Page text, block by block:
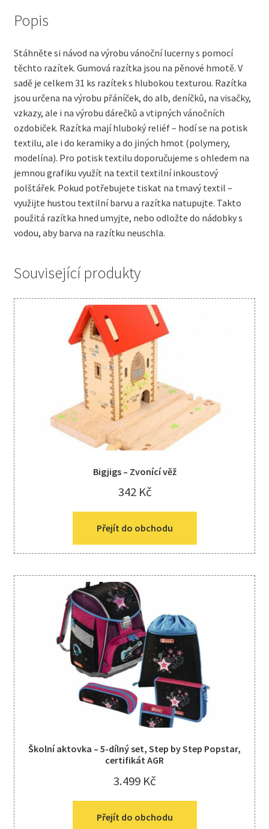
Popis
Stáhněte si návod na výrobu vánoční lucerny s pomocí
těchto razítek. Gumová razítka jsou na pěnové hmotě. V
sadě je celkem 31 ks razítek s hlubokou texturou. Razítka
jsou určena na výrobu přáníček, do alb, deníčků, na visačky,
vzkazy, ale i na výrobu dárečků a vtipných vánočních
ozdobiček. Razítka mají hluboký reliéf – hodí se na potisk
textilu, ale i do keramiky a do jiných hmot (polymery,
modelína). Pro potisk textilu doporučujeme s ohledem na
jemnou grafiku využít na textil textilní inkoustový
polštářek. Pokud potřebujete tiskat na tmavý textil –
využijte hustou textilní barvu a razítka natupujte. Takto
použitá razítka hned umyjte, nebo odložte do nádobky s
vodou, aby barva na razítku neuschla.
Související produkty
Bigjigs – Zvonící věž
342 Kč
Přejít do obchodu
Školní aktovka – 5-dílný set, Step by Step Popstar,
certifikát AGR
3.499 Kč
Přejít do obchodu